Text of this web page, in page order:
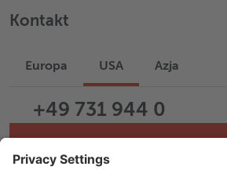
Kontakt
Europa USA Azja
+49 731 944 0